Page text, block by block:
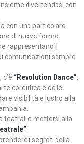
divertendosi con
con una particolare
di nuove forme
rappresentano il
comunicazioni sempre
“Revolution Dance”,
coreutica e delle
visibilità e lustro alla
teatrali e mettersi alla
i segreti della